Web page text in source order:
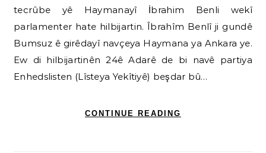
tecrûbe yê Haymanayî İbrahim Benli wekî
parlamenter hate hilbijartin. Îbrahîm Benlî ji gundê
Bumsuz ê girêdayî navçeya Haymana ya Ankara ye.
Ew di hilbijartinên 24ê Adarê de bi navê partiya
Enhedslisten (Lîsteya Yekîtiyê) beşdar bû…
CONTINUE READING